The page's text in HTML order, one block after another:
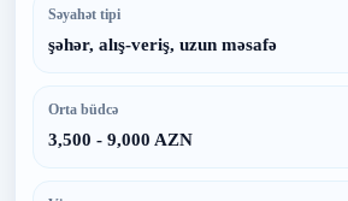
Səyahət tipi
şəhər, alış-veriş, uzun məsafə
Orta büdcə
3,500 - 9,000 AZN